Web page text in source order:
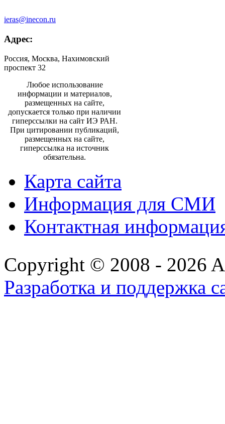
ieras@inecon.ru
Адрес:
Россия, Москва, Нахимовский
проспект 32
Любое использование
информации и материалов,
размещенных на сайте,
допускается только при наличии
гиперссылки на сайт ИЭ РАН.
При цитировании публикаций,
размещенных на сайте,
гиперссылка на источник
обязательна.
Карта сайта
Информация для СМИ
Контактная
Copyright © 2008 - 2026
Разработка и поддержка